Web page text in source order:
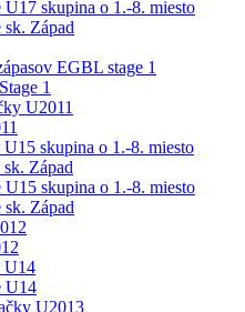
skupina o 1.-8. miesto
Západ
EGBL stage 1
1
U2011
U15 skupina o 1.-8. miesto
Západ
skupina o 1.-8. miesto
Západ
U14
U14
U2013